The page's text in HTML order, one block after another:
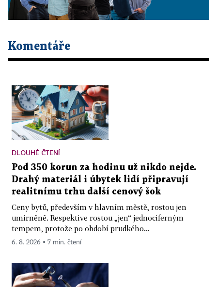
Komentáře
DLOUHÉ ČTENÍ
Pod 350 korun za hodinu už nikdo nejde.
Drahý materiál i úbytek lidí připravují
realitnímu trhu další cenový šok
Ceny bytů, především v hlavním městě, rostou jen
umírněně. Respektive rostou „jen“ jednociferným
tempem, protože po období prudkého...
6. 8. 2026 ▪ 7 min. čtení